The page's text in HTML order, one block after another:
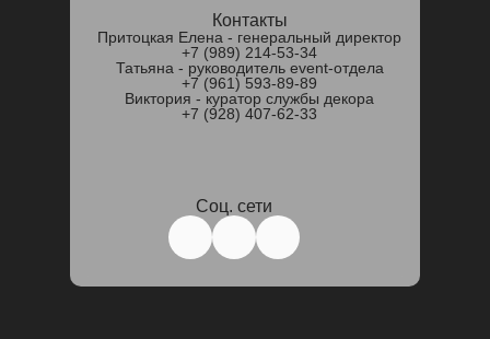
Соц. сети
Контакты
Притоцкая Елена - генеральный директор
+7 (989) 214-53-34
Татьяна - руководитель event-отдела
+7 (961) 593-89-89
Виктория - куратор службы декора
+7 (928) 407‑62‑33‬